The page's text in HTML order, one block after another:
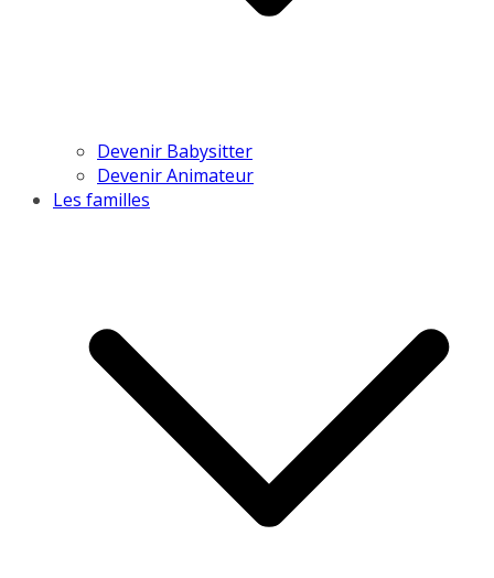
Devenir Babysitter
Devenir Animateur
Les familles